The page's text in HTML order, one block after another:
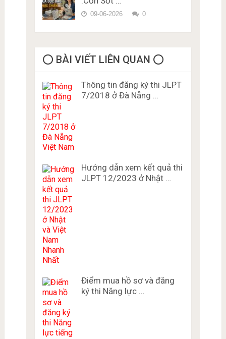
09-06-2026 0
⭕️ BÀI VIẾT LIÊN QUAN ⭕️
Thông tin đăng ký thi JLPT
7/2018 ở Đà Nẵng …
Hướng dẫn xem kết quả thi
JLPT 12/2023 ở Nhật …
Điểm mua hồ sơ và đăng
ký thi Năng lực …